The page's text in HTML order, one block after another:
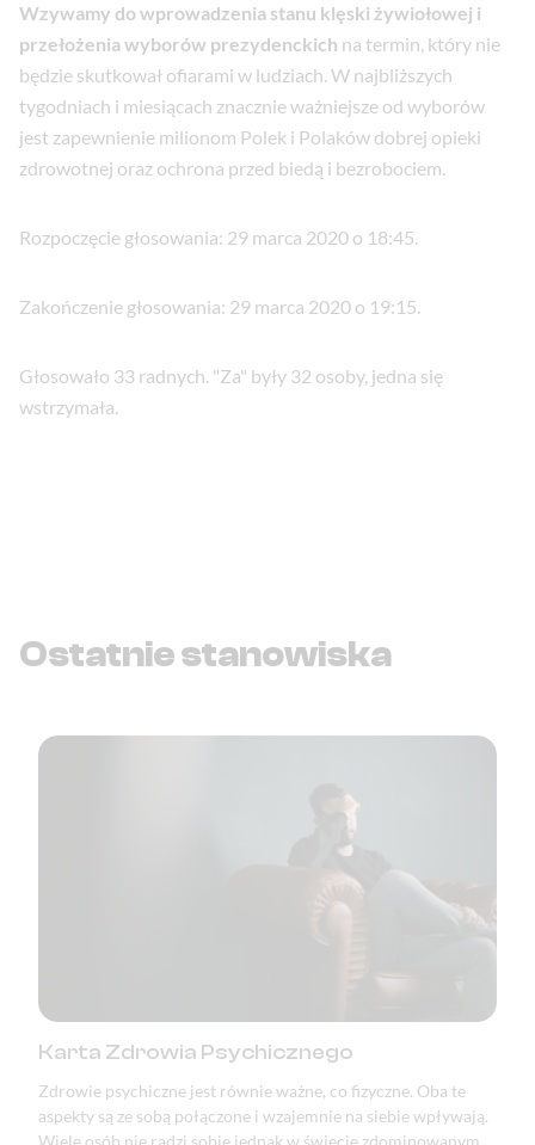
Wzywamy do wprowadzenia stanu klęski żywiołowej i
przełożenia wyborów prezydenckich na termin, który nie
będzie skutkował ofiarami w ludziach. W najbliższych
tygodniach i miesiącach znacznie ważniejsze od wyborów
jest zapewnienie milionom Polek i Polaków dobrej opieki
zdrowotnej oraz ochrona przed biedą i bezrobociem.
Rozpoczęcie głosowania: 29 marca 2020 o 18:45.
Zakończenie głosowania: 29 marca 2020 o 19:15.
Głosowało 33 radnych. "Za" były 32 osoby, jedna się
wstrzymała.
Ostatnie stanowiska
Karta Zdrowia Psychicznego
Zdrowie psychiczne jest równie ważne, co fizyczne. Oba te
aspekty są ze sobą połączone i wzajemnie na siebie wpływają.
Wiele osób nie radzi sobie jednak w świecie zdominowanym